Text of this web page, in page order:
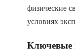
физические
условиях
Ключевые